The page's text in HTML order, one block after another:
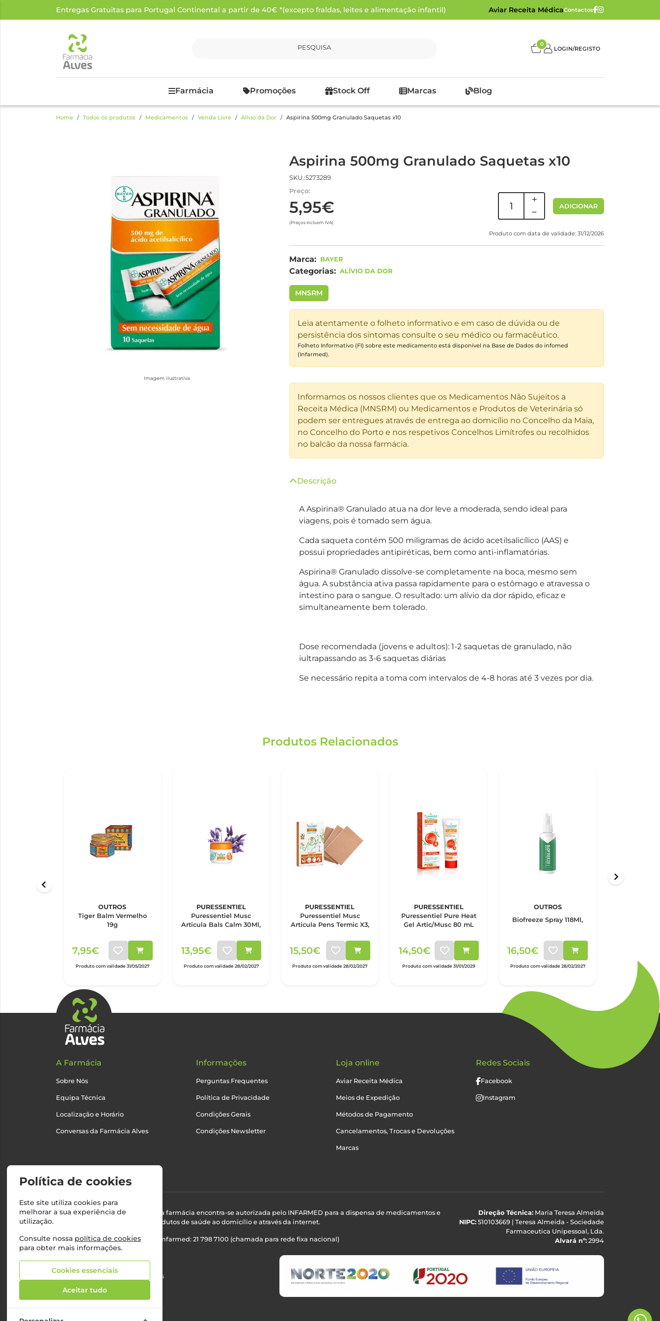
Entregas Gratuitas para Portugal Continental a partir de 40€ *(excepto fraldas, leites e alimentação infantil) Aviar Receita MédicaContactos
PESQUISA 0
LOGIN/REGISTO
Farmácia Promoções Stock Off Marcas Blog
Home Todos os produtos Medicamentos Venda Livre Alívio da Dor Aspirina 500mg Granulado Saquetas x10
Imagem ilustrativa
Aspirina 500mg Granulado Saquetas x10
SKU.:5273289
Preço:
5,95€
(Preços incluem IVA)
ADICIONAR
Produto com data de validade: 31/12/2026
Marca: BAYER
Categorias: ALÍVIO DA DOR
MNSRM
Leia atentamente o folheto informativo e em caso de dúvida ou de
persistência dos sintomas consulte o seu médico ou farmacêutico.
Folheto Informativo (FI) sobre este medicamento está disponível na Base de Dados do infomed
(Infarmed).
Informamos os nossos clientes que os Medicamentos Não Sujeitos a
Receita Médica (MNSRM) ou Medicamentos e Produtos de Veterinária só
podem ser entregues através de entrega ao domicílio no Concelho da Maia,
no Concelho do Porto e nos respetivos Concelhos Limítrofes ou recolhidos
no balcão da nossa farmácia.
Descrição
A Aspirina® Granulado atua na dor leve a moderada, sendo ideal para
viagens, pois é tomado sem água.
Cada saqueta contém 500 miligramas de ácido acetilsalicílico (AAS) e
possui propriedades antipiréticas, bem como anti-inflamatórias.
Aspirina® Granulado dissolve-se completamente na boca, mesmo sem
água. A substância ativa passa rapidamente para o estômago e atravessa o
intestino para o sangue. O resultado: um alívio da dor rápido, eficaz e
simultaneamente bem tolerado.
Dose recomendada (jovens e adultos): 1-2 saquetas de granulado, não
iultrapassando as 3-6 saquetas diárias
Se necessário repita a toma com intervalos de 4-8 horas até 3 vezes por dia.
Produtos Relacionados
OUTROS
Tiger Balm Vermelho
19g
7,95€
Produto com validade 31/05/2027
PURESSENTIEL
Puressentiel Musc
Articula Bals Calm 30Ml,
13,95€
Produto com validade 28/02/2027
PURESSENTIEL
Puressentiel Musc
Articula Pens Termic X3,
15,50€
Produto com validade 28/02/2027
PURESSENTIEL
Puressentiel Pure Heat
Gel Artic/Musc 80 mL
14,50€
Produto com validade 31/01/2029
OUTROS
Biofreeze Spray 118Ml,
16,50€
Produto com validade 28/02/2027 Produto com
A Farmácia
Sobre Nós
Equipa Técnica
Localização e Horário
Conversas da Farmácia Alves
Informações
Perguntas Frequentes
Política de Privacidade
Condições Gerais
Condições Newsletter
Loja online
Aviar Receita Médica
Meios de Expedição
Métodos de Pagamento
Cancelamentos, Trocas e Devoluções
Marcas
Redes Sociais
Facebook
Instagram
Esta farmácia encontra-se autorizada pelo INFARMED para a dispensa de medicamentos e
produtos de saúde ao domicílio e através da internet.
Nº Infarmed: 21 798 7100 (chamada para rede fixa nacional)
Direção Técnica: Maria Teresa Almeida
NIPC: 510103669 | Teresa Almeida - Sociedade
Farmaceutica Unipessoal, Lda.
Alvará nº: 2994
©2026 Todos os direitos reservados
Política de cookies
Este site utiliza cookies para
melhorar a sua experiência de
utilização.
Consulte nossa política de cookies
para obter mais informações.
Cookies essenciais
Aceitar tudo